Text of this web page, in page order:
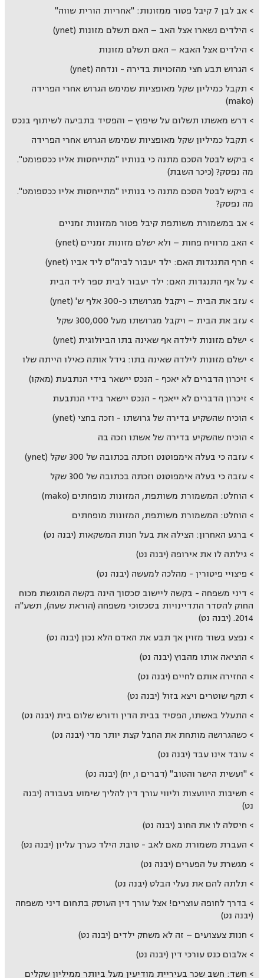
אב לבן 7 קיבל פטור ממזונות: "אחריות הורית שווה"
הילדים נשארו אצל האב – האם תשלם מזונות (ynet)
הילדים אצל האבא – האם תשלם מזונות
הגרוש תבע חצי מהזכויות בדירה - ונדחה (ynet)
תקבל כמיליון שקל מאופציות שמימש הגרוש אחרי הפרידה
(mako)
דרש מאשתו תשלום על שיפוץ – והפסיד בתביעה לשיתוף בנכס
תקבל כמיליון שקל מאופציות שמימש הגרוש אחרי הפרידה
ביקש לבטל הסכם מתנה כי בנותיו "מתייחסות אליו ככספומט".
מה נפסק? (כיכר השבת)
ביקש לבטל הסכם מתנה כי בנותיו "מתייחסות אליו ככספומט".
מה נפסק?
אב במשמורת משותפת קיבל פטור ממזונות זמניים
האב מרוויח פחות – ולא ישלם מזונות זמניים (ynet)
חרף התנגדות האם: ילד יעבור לביה"ס ליד אביו (ynet)
על אף התנגדות האם: ילד יעבור לבית ספר ליד הבית
עזב את הבית – ויקבל מגרושתו כ-300 אלף ש' (ynet)
עזב את הבית – ויקבל מגרושתו מעל 300,000 שקל
ישלם מזונות לילדה אף שאינה בתו הביולוגית (ynet)
ישלם מזונות לילדה שאינה בתו: גידל אותה כאילו הייתה שלו
זיכרון הדברים לא יאכף - הנכס יישאר בידי הנתבעת (מאקו)
זיכרון הדברים לא ייאכף - הנכס יישאר בידי הנתבעת
הוכיח שהשקיע בדירה של גרושתו - וזכה בחצי (ynet)
הוכיח שהשקיע בדירה של אשתו וזכה בה
עזבה כי בעלה אימפוטנט וזכתה בכתובה של 300 שקל (ynet)
עזבה כי בעלה אימפוטנט וזכתה בכתובה של 300 שקל
הוחלט: המשמורת משותפת, המזונות מופחתים (mako)
הוחלט: המשמורת משותפת, המזונות מופחתים
ברגע האחרון: הצילה את בעל חנות המשקאות (יבנה נט)
גילתה לו את אירופה (יבנה נט)
פיצויי פיטורין - מהלכה למעשה (יבנה נט)
דיני משפחה - בקשה ליישוב סכסוך הינה בקשה המוגשת מכוח
החוק להסדר התדיינויות בסכסוכי משפחה (הוראת שעה), תשע"ה
2014. (יבנה נט)
נפצע בשוד מזוין אך תבע את האדם הלא נכון (יבנה נט)
הוציאה אותו מהבוץ (יבנה נט)
החזירה אותם לחיים (יבנה נט)
תקף שוטרים ויצא בזול (יבנה נט)
התעלל באשתו, הפסיד בבית הדין ודורש שלום בית (יבנה נט)
כשהגרושה מותחת את החבל קצת יותר מדי (יבנה נט)
עובד אינו עבד (יבנה נט)
"ועשית הישר והטוב" (דברים ו, יח) (יבנה נט)
חשיבות היוועצות וליווי עורך דין להליך שימוע בעבודה (יבנה
נט)
חיסלה לו את החוב (יבנה נט)
העברת משמורת מאם לאב - טובת הילד כערך עליון (יבנה נט)
מגשרת על הפערים (יבנה נט)
תלתה להם את נעלי הבלט (יבנה נט)
בדרך לחופה עוצרים! אצל עורך דין העוסק בתחום דיני משפחה
(יבנה נט)
חנות צעצועים – זה לא משחק ילדים (יבנה נט)
אלבום כנס עורכי דין (יבנה נט)
חשד: חשב שכר בעיריית מודיעין מעל ביותר ממיליון שקלים